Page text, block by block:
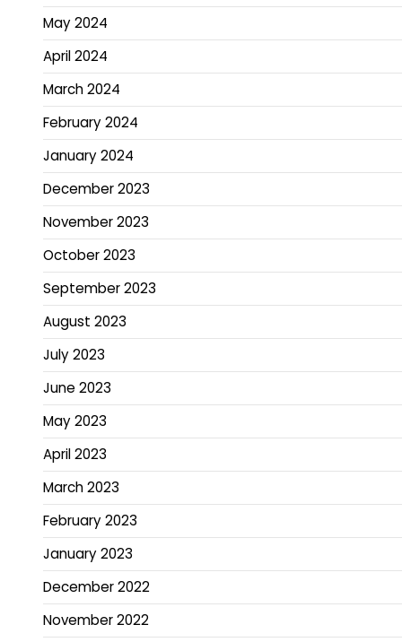
May 2024
April 2024
March 2024
February 2024
January 2024
December 2023
November 2023
October 2023
September 2023
August 2023
July 2023
June 2023
May 2023
April 2023
March 2023
February 2023
January 2023
December 2022
November 2022